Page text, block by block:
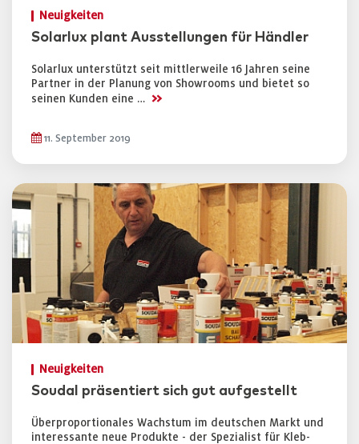
Neuigkeiten
Solarlux plant Ausstellungen für Händler
Solarlux unterstützt seit mittlerweile 16 Jahren seine
Partner in der Planung von Showrooms und bietet so
seinen Kunden eine … >>
11. September 2019
Neuigkeiten
Soudal präsentiert sich gut aufgestellt
Überproportionales Wachstum im deutschen Markt und
interessante neue Produkte - der Spezialist für Kleb-